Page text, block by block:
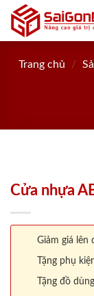
Skip
content
Trang chủ /
Cửa nhựa
Giảm giá lên
Tặng phụ
Tặng đồ